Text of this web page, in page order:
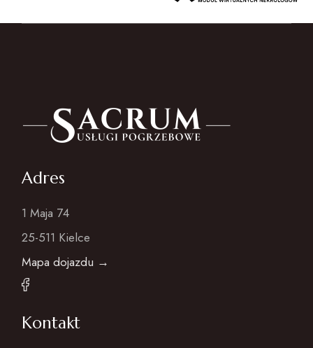
Adres
1 Maja 74
25-511 Kielce
Mapa dojazdu →
Kontakt